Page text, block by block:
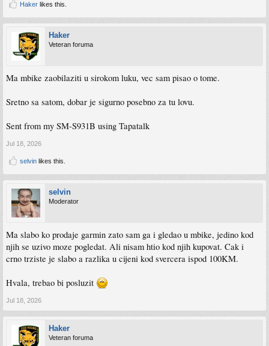
Haker likes this.
Haker
Veteran foruma
Ma mbike zaobilaziti u sirokom luku, vec sam pisao o tome.
Sretno sa satom, dobar je sigurno posebno za tu lovu.
Sent from my SM-S931B using Tapatalk
Jul 18, 2026
selvin likes this.
selvin
Moderator
Ma slabo ko prodaje garmin zato sam ga i gledao u mbike, jedino kod
njih se uzivo moze pogledat. Ali nisam htio kod njih kupovat. Cak i
crno trziste je slabo a razlika u cijeni kod svercera ispod 100KM.
Hvala, trebao bi posluzit
Jul 18, 2026
Haker
Veteran foruma